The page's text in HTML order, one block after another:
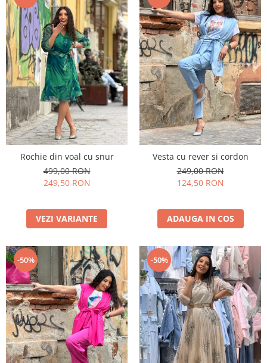
Rochie din voal cu snur
499,00 RON
249,50 RON
VEZI VARIANTE
Vesta cu rever si cordon
249,00 RON
124,50 RON
ADAUGA IN COS
-50% -50%